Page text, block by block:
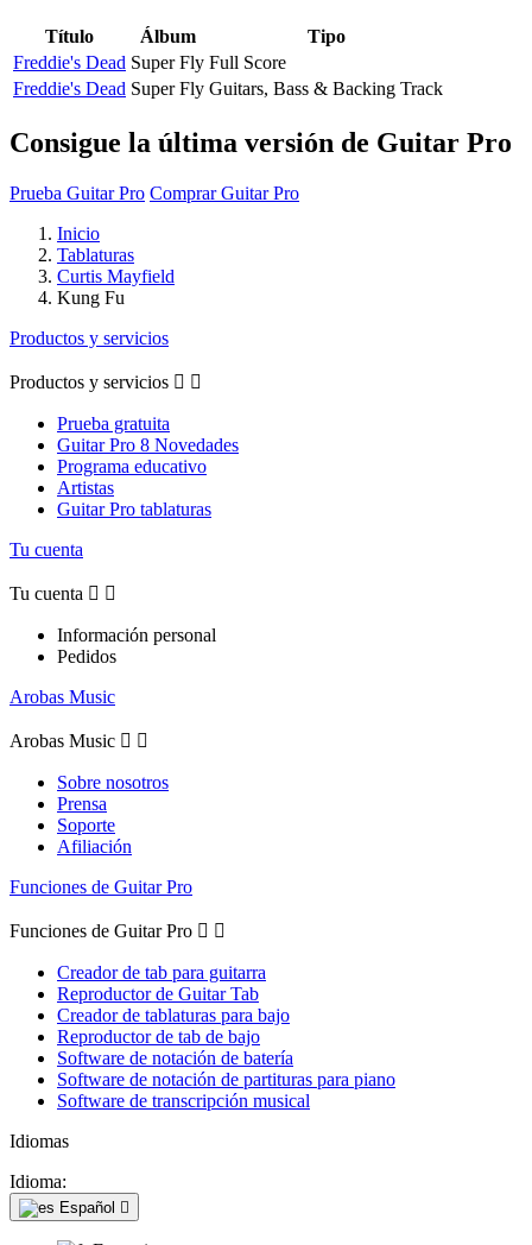
Título Álbum
Tipo
Freddie's Dead Super Fly Full Score
Freddie's Dead Super Fly Guitars, Bass & Backing Track
Consigue la última versión de Guitar Pro
Prueba Guitar Pro Comprar Guitar Pro
Inicio
Tablaturas
Curtis Mayfield
Kung Fu
Productos y servicios
Productos y servicios  
Prueba gratuita
Guitar Pro 8 Novedades
Programa educativo
Artistas
Guitar Pro tablaturas
Tu cuenta
Tu cuenta  
Información personal
Pedidos
Arobas Music
Arobas Music  
Sobre nosotros
Prensa
Soporte
Afiliación
Funciones de Guitar Pro
Funciones de Guitar Pro  
Creador de tab para guitarra
Reproductor de Guitar Tab
Creador de tablaturas para bajo
Reproductor de tab de bajo
Software de notación de batería
Software de notación de partituras para piano
Software de transcripción musical
Idiomas
Idioma:
Español 